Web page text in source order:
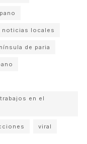
noticias locales
de paria
en el
viral